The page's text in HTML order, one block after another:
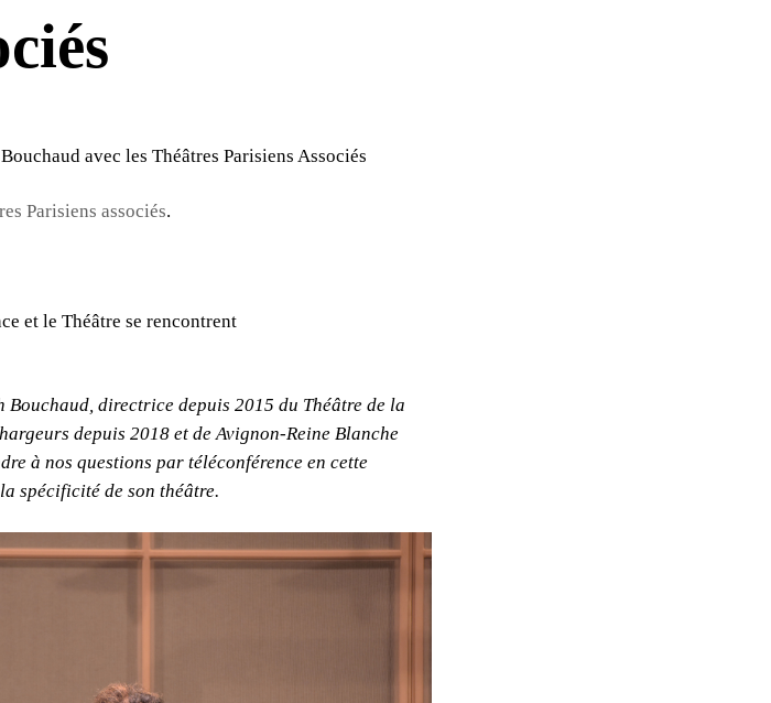
avec les Théâtres Parisiens Associés
Parisiens associés.
et le Théâtre se rencontrent
Bouchaud, directrice depuis 2015 du Théâtre de la
depuis 2018 et de Avignon-Reine Blanche
à nos questions par téléconférence en cette
spécificité de son théâtre.